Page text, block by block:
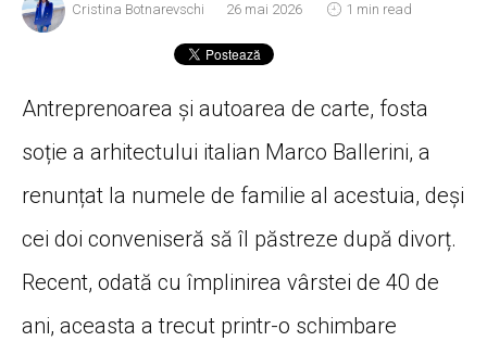
Cristina Botnarevschi 26 mai 2026 1 min read
Antreprenoarea și autoarea de carte, fosta
soție a arhitectului italian Marco Ballerini, a
renunțat la numele de familie al acestuia, deși
cei doi conveniseră să îl păstreze după divorț.
Recent, odată cu împlinirea vârstei de 40 de
ani, aceasta a trecut printr-o schimbare